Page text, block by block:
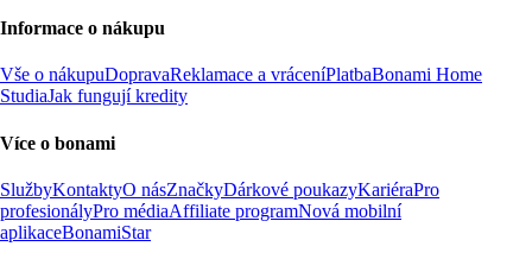
Informace o nákupu
Vše o nákupuDopravaReklamace a vráceníPlatbaBonami Home
StudiaJak fungují kredity
Více o bonami
SlužbyKontaktyO násZnačkyDárkové poukazyKariéraPro
profesionályPro médiaAffiliate programNová mobilní
aplikaceBonamiStar